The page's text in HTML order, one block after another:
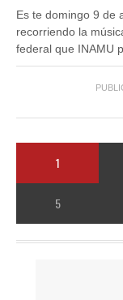
Es te domingo 9 de
recorriendo la
federal que INAMU
1
5